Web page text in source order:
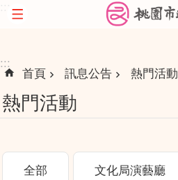
跳到主要內容區塊
:::
首頁 訊息公告 熱門活動
熱門活動
全部 文化局演藝廳